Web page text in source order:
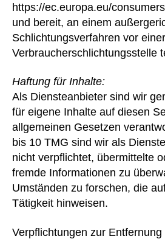
https://ec.europa.eu/
und bereit, an einem
Schlichtungsverfahren vor einer
Verbraucherschlichtungsstelle
Haftung für Inhalte:
Als Diensteanbieter sind wir
für eigene Inhalte auf diesen
allgemeinen Gesetzen
bis 10 TMG sind wir als
nicht verpflichtet, übermittelte
fremde Informationen zu
Umständen zu forschen, die
Tätigkeit hinweisen.
Verpflichtungen zur